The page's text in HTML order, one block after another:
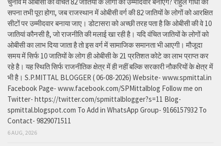
सपना तभी पूरा होगा, जब राजस्थान में ओबीसी वर्ग की 82 जातियों के लोगों को आरक्षित
सीटों पर उम्मीदवार बनाया जाए। डोटासरा को अच्छी तरह पता है कि ओबीसी की वे 10
जातियां कौनसी है, जो राजनीति की मलाई खा रही है। यदि वंचित जातियों के लोगों को
ओबीसी का लाभ दिया जाता है तो इस वर्ग में सामाजिक समानता भी आएगी। मौजूदा
समय में सिर्फ 10 जातियों के लोग ही ओबीसी के 21 प्रतिशत कोटे का लाभ प्राप्त कर
रहे है। यह स्थिति सिर्फ राजनीतिक क्षेत्र में ही नहीं बल्कि सरकारी नौकरियों के क्षेत्र में
भी है। S.P.MITTAL BLOGGER ( 06-08-2026) Website- www.spmittal.in
Facebook Page- www.facebook.com/SPMittalblog Follow me on
Twitter- https://twitter.com/spmittalblogger?s=11 Blog-
spmittal.blogspot.com To Add in WhatsApp Group- 9166157932 To
Contact- 9829071511
6 AUG, 2026